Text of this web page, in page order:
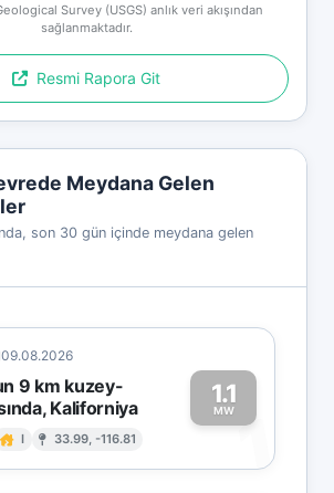
Survey (USGS) anlık veri akışından
sağlanmaktadır.
Resmi Rapora Git
Meydana Gelen
son 30 gün içinde meydana gelen
09.08.2026
9 km kuzey-
Kaliforniya
I 33.99, -116.81
1.1
MW1